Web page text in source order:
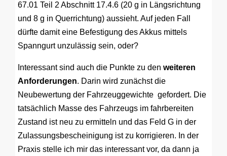
67.01 Teil 2 Abschnitt 17.4.6 (20 g in Längsrichtung
und 8 g in Querrichtung) aussieht. Auf jeden Fall
dürfte damit eine Befestigung des Akkus mittels
Spanngurt unzulässig sein, oder?
Interessant sind auch die Punkte zu den weiteren
Anforderungen. Darin wird zunächst die
Neubewertung der Fahrzeuggewichte gefordert. Die
tatsächlich Masse des Fahrzeugs im fahrbereiten
Zustand ist neu zu ermitteln und das Feld G in der
Zulassungsbescheinigung ist zu korrigieren. In der
Praxis stelle ich mir das interessant vor, da dann ja